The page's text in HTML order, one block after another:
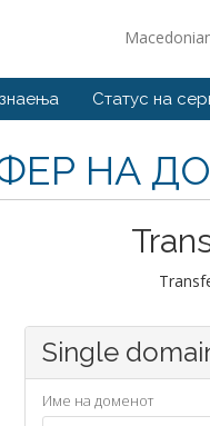
Статус на
НА
Single
Име на доменот